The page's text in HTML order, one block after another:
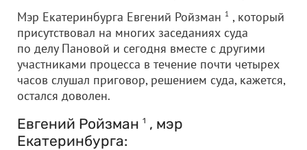
Мэр Екатеринбурга Евгений Ройзман 1 , который
присутствовал на многих заседаниях суда
по делу Пановой и сегодня вместе с другими
участниками процесса в течение почти четырех
часов слушал приговор, решением суда, кажется,
остался доволен.
Евгений Ройзман 1 , мэр
Екатеринбурга: